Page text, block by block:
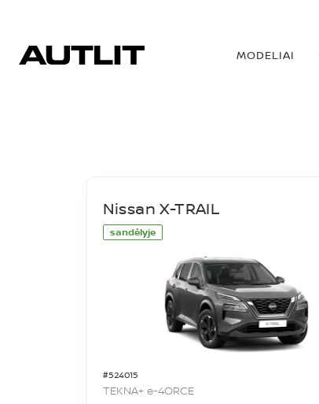
MODELIAI
sandėlyje
#524015
Nissan X-TRAIL
TEKNA+ e-4ORCE